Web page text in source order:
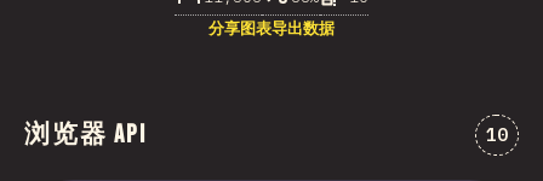
分享图表导出数据
浏览器 API 对“浏
10